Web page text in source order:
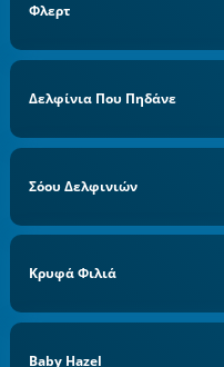
Φλερτ
Δελφίνια Που Πηδάνε
Σόου Δελφινιών
Κρυφά Φιλιά
Baby Hazel